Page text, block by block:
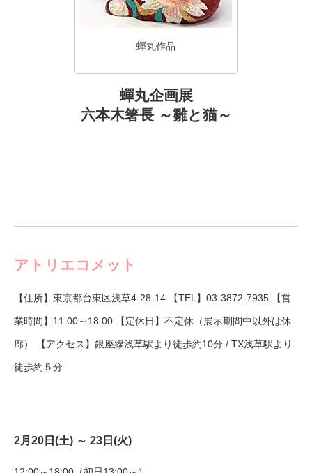
蟬丸作品
蟬丸企画展
六本木箸長 ～雛と猫～
アトリエコメット
【住所】東京都台東区浅草4-28-14 【TEL】 03-3872-7935 【営
業時間】11:00～18:00 【定休日】不定休（展示期間中以外は休
廊） 【アクセス】銀座線浅草駅より徒歩約10分 / TX浅草駅より
徒歩約５分
2月20日(土) ～ 23日(火)